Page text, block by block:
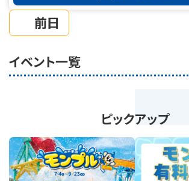
前日
イベント一覧
ピックアップ